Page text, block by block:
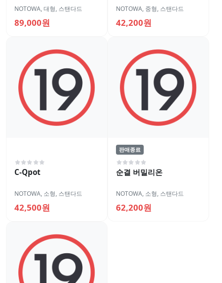
NOTOWA,대형, 스탠다드
89,000원
NOTOWA, 중형, 스탠다드
42,200원
C-Qpot
NOTOWA, 소형, 스탠다드
42,500원
판매종료
순결 버밀리온
NOTOWA, 소형, 스탠다드
62,200원